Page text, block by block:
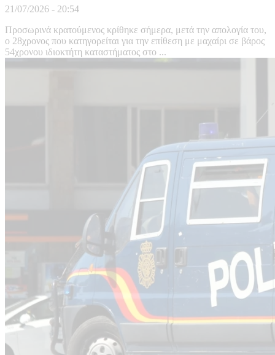
21/07/2026 - 20:54
Προσωρινά κρατούμενος κρίθηκε σήμερα, μετά την απολογία του,
ο 28χρονος που κατηγορείται για την επίθεση με μαχαίρι σε βάρος
54χρονου ιδιοκτήτη καταστήματος στο ...